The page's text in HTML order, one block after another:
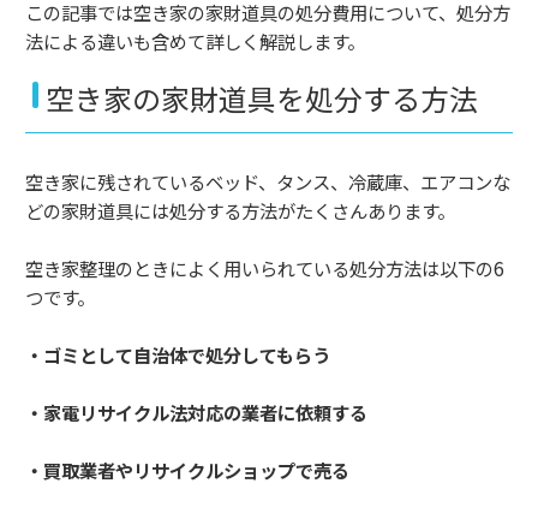
この記事では空き家の家財道具の処分費用について、処分方
法による違いも含めて詳しく解説します。
空き家の家財道具を処分する方法
空き家に残されているベッド、タンス、冷蔵庫、エアコンな
どの家財道具には処分する方法がたくさんあります。
空き家整理のときによく用いられている処分方法は以下の6
つです。
・ゴミとして自治体で処分してもらう
・家電リサイクル法対応の業者に依頼する
・買取業者やリサイクルショップで売る